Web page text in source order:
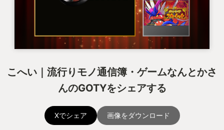
こへい｜流行りモノ通信簿・ゲームなんとかさ
んのGOTYをシェアする
Xでシェア 画像をダウンロード